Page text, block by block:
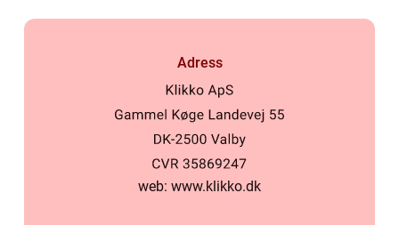
Adress
web: www.klikko.dk